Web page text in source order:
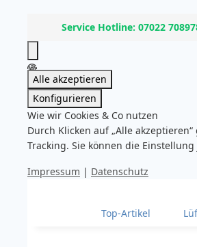
Service Hotline: 07022
Alle akzeptieren
Konfigurieren
Wie wir Cookies & Co nutzen
Durch Klicken auf „Alle
Tracking. Sie können die
Impressum | Datenschutz
Top-Artikel